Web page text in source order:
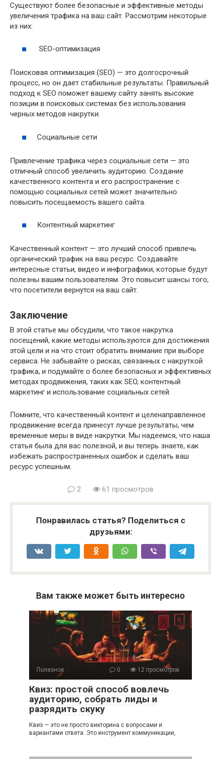
Существуют более безопасные и эффективные методы
увеличения трафика на ваш сайт. Рассмотрим некоторые
из них:
SEO-оптимизация
Поисковая оптимизация (SEO) — это долгосрочный
процесс, но он дает стабильные результаты. Правильный
подход к SEO поможет вашему сайту занять высокие
позиции в поисковых системах без использования
черных методов накрутки.
Социальные сети
Привлечение трафика через социальные сети — это
отличный способ увеличить аудиторию. Создание
качественного контента и его распространение с
помощью социальных сетей может значительно
повысить посещаемость вашего сайта.
Контентный маркетинг
Качественный контент — это лучший способ привлечь
органический трафик на ваш ресурс. Создавайте
интересные статьи, видео и инфографики, которые будут
полезны вашим пользователям. Это повысит шансы того,
что посетители вернутся на ваш сайт.
Заключение
В этой статье мы обсудили, что такое накрутка
посещений, какие методы используются для достижения
этой цели и на что стоит обратить внимание при выборе
сервиса. Не забывайте о рисках, связанных с накруткой
трафика, и подумайте о более безопасных и эффективных
методах продвижения, таких как SEO, контентный
маркетинг и использование социальных сетей.
Помните, что качественный контент и целенаправленное
продвижение всегда принесут лучше результаты, чем
временные меры в виде накрутки. Мы надеемся, что наша
статья была для вас полезной, и вы теперь знаете, как
избежать распространенных ошибок и сделать ваш
ресурс успешным.
2 61 просмотров
Понравилась статья? Поделиться с
друзьями:
Вам также может быть интересно
Полезное 0 12 просмотров
Квиз: простой способ вовлечь
аудиторию, собрать лиды и
разрядить скуку
Квиз — это не просто викторина с вопросами и
вариантами ответа. Это инструмент коммуникации,